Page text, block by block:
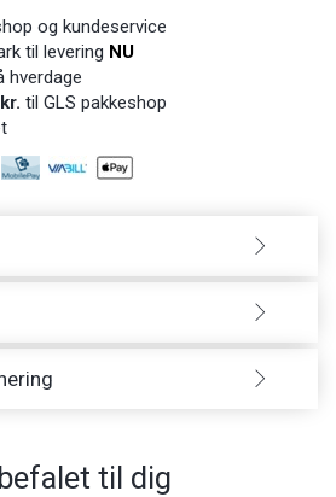
og kundeservice
til levering NU
hverdage
til GLS pakkeshop
til dig